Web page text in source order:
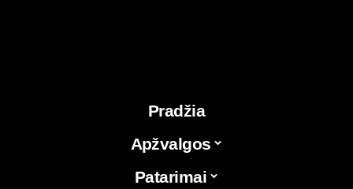
Pradžia
Apžvalgos
Patarimai